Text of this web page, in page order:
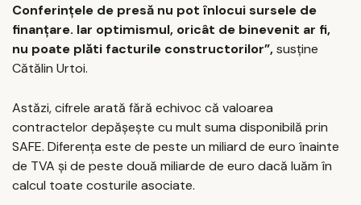
Conferințele de presă nu pot înlocui sursele de
finanțare. Iar optimismul, oricât de binevenit ar fi,
nu poate plăti facturile constructorilor”,susține
Cătălin Urtoi.
Astăzi, cifrele arată fără echivoc că valoarea
contractelor depășește cu mult suma disponibilă prin
SAFE. Diferența este de peste un miliard de euro înainte
de TVA și de peste două miliarde de euro dacă luăm în
calcul toate costurile asociate.